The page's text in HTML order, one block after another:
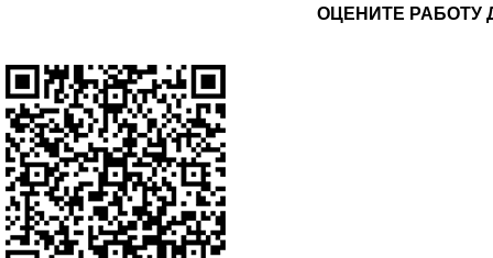
ОЦЕНИТЕ РАБОТУ